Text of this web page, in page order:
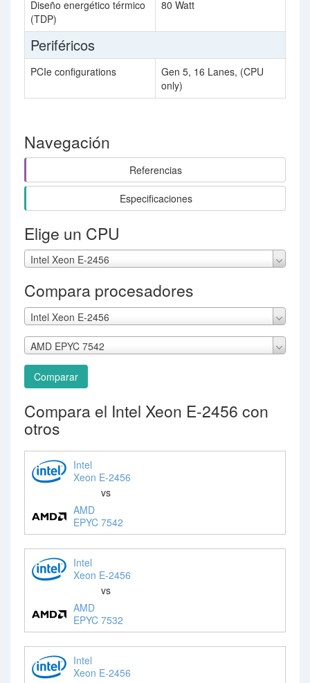
Diseño energético térmico
(TDP)
80 Watt
Periféricos
PCIe configurations
Gen 5, 16 Lanes, (CPU
only)
Navegación
Referencias
Especificaciones
Elige un CPU
Intel Xeon E-2456
Compara procesadores
Intel Xeon E-2456
AMD EPYC 7542
Comparar
Compara el Intel Xeon E-2456 con
otros
Intel
Xeon E-2456
vs
AMD
EPYC 7542
Intel
Xeon E-2456
vs
AMD
EPYC 7532
Intel
Xeon E-2456